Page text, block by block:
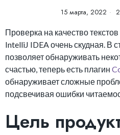
15 марта, 2022
Проверка на качество
IntelliJ IDEA очень скудная. В
позволяет обнаруживать
счастью, теперь есть плагин
обнаруживает сложные
подсвечивая ошибки
Цель